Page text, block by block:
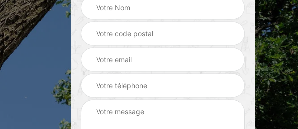
Evacuation de
gravats 04
Evacuation des
Jardinier 04